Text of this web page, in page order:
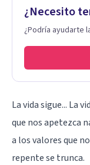
¿Necesito
¿Podría ayudarte
La vida sigue... La
que nos apetezca
a los valores que
repente se trunca.